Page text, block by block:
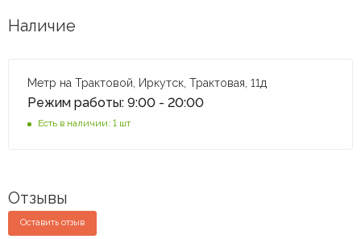
Наличие
Метр на Трактовой, Иркутск, Трактовая, 11д
Режим работы: 9:00 - 20:00
Есть в наличии: 1 шт
Отзывы
Оставить отзыв